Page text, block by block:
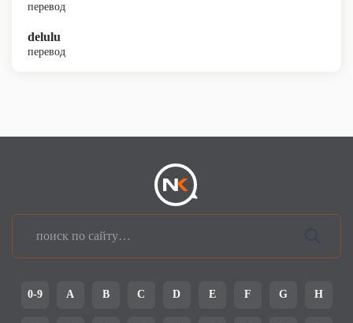
перевод
delulu
перевод
0-9 A B C D E F G H